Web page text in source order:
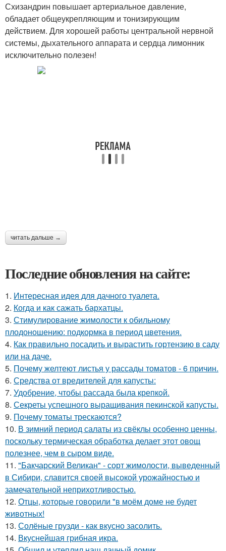
Схизандрин повышает артериальное давление,
обладает общеукрепляющим и тонизирующим
действием. Для хорошей работы центральной нервной
системы, дыхательного аппарата и сердца лимонник
исключительно полезен!
читать дальше →
Последние обновления на сайте:
1. Интересная идея для дачного туалета.
2. Когда и как сажать бархатцы.
3. Стимулирование жимолости к обильному
плодоношению: подкормка в период цветения.
4. Как правильно посадить и вырастить гортензию в саду
или на даче.
5. Почему желтеют листья у рассады томатов - 6 причин.
6. Средства от вредителей для капусты:
7. Удобрение, чтобы рассада была крепкoй.
8. Секреты успешного выращивания пекинской капусты.
9. Почему томаты трескаются?
10. В зимний период салаты из свёклы особенно ценны,
поскольку термическая обработка делает этот овощ
полезнее, чем в сыром виде.
11. "Бакчарский Великан" - сорт жимолости, выведенный
в Сибири, славится своей высокой урожайностью и
замечательной неприхотливостью.
12. Отцы, которые говорили "в моём доме не будет
животных!
13. Солёные грузди - как вкусно засолить.
14. Вкуснейшая грибная икра.